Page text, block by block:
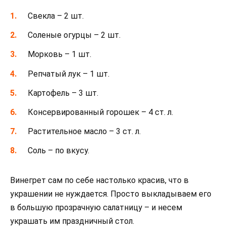
Свекла – 2 шт.
Соленые огурцы – 2 шт.
Морковь – 1 шт.
Репчатый лук – 1 шт.
Картофель – 3 шт.
Консервированный горошек – 4 ст. л.
Растительное масло – 3 ст. л.
Соль – по вкусу.
Винегрет сам по себе настолько красив, что в
украшении не нуждается. Просто выкладываем его
в большую прозрачную салатницу – и несем
украшать им праздничный стол.